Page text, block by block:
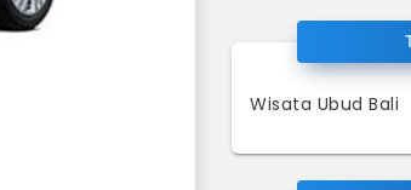
Wisata Ubud Bali